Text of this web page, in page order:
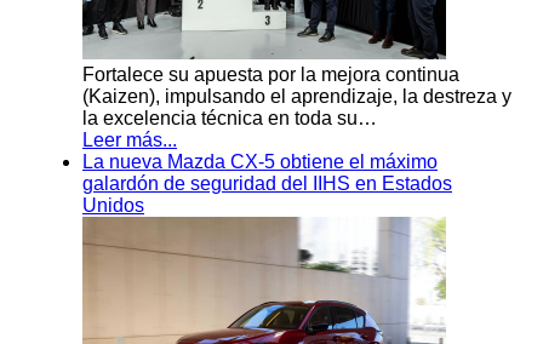
Fortalece su apuesta por la mejora continua
(Kaizen), impulsando el aprendizaje, la destreza y
la excelencia técnica en toda su…
Leer más...
La nueva Mazda CX-5 obtiene el máximo
galardón de seguridad del IIHS en Estados
Unidos